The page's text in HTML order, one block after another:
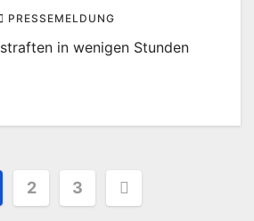
PRESSEMELDUNG
in wenigen Stunden
2 3